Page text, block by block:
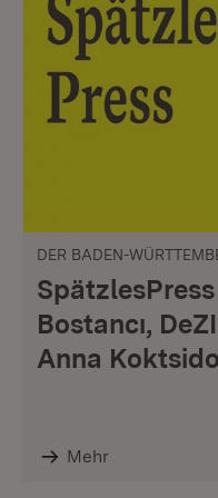
DER BADEN-
Bostancı,
Anna
Mehr